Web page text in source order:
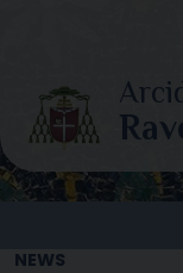
content
NEWS